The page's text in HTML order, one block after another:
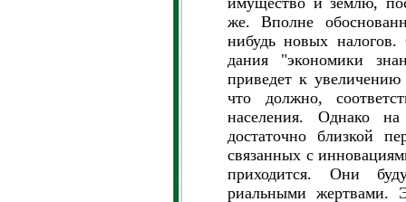
же. Вполне
нибудь новых налогов.
дания "экономики
приведет к увеличению
что должно,
населения. Однако
достаточно близкой
связанных с
приходится. Они
риальными жертвами.